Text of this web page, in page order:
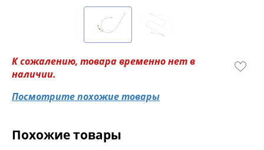
К сожалению, товара временно нет в
наличии.
Посмотрите похожие товары
Похожие товары